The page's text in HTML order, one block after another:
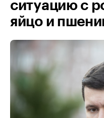
ситуацию с
яйцо и